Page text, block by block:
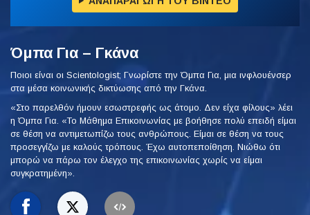
Όμπα Για – Γκάνα
Ποιοι είναι οι Scientologist; Γνωρίστε την Όμπα Για, μια ινφλουένσερ
στα μέσα κοινωνικής δικτύωσης από την Γκάνα.
«Στο παρελθόν ήμουν εσωστρεφής ως άτομο. Δεν είχα φίλους» λέει
η Όμπα Για. «Το Μάθημα Επικοινωνίας με βοήθησε πολύ επειδή είμαι
σε θέση να αντιμετωπίζω τους ανθρώπους. Είμαι σε θέση να τους
προσεγγίζω με καλούς τρόπους. Έχω αυτοπεποίθηση. Νιώθω ότι
μπορώ να πάρω τον έλεγχο της επικοινωνίας χωρίς να είμαι
συγκρατημένη».